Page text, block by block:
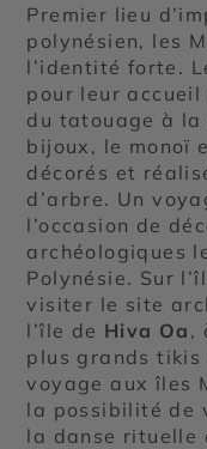
Premier lieu
polynésien, les
l’identité forte.
pour leur
du tatouage à la
bijoux, le monoï
décorés et
d’arbre. Un
l’occasion de
archéologiques
Polynésie. Sur
visiter le site
l’île de Hiva Oa ,
plus grands tikis
voyage aux îles
la possibilité de
la danse rituelle